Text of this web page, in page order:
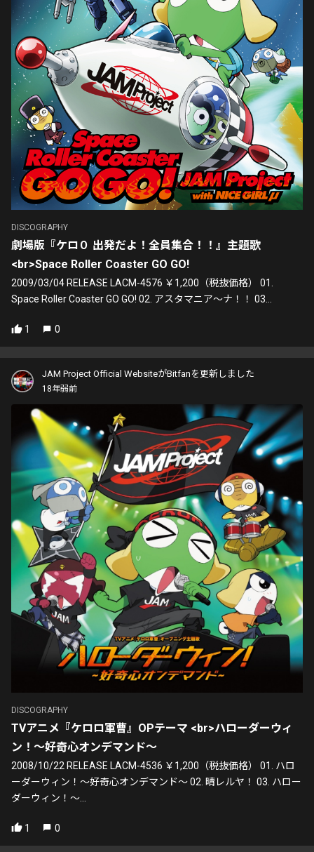
DISCOGRAPHY
劇場版『ケロ０ 出発だよ！全員集合！！』主題歌
<br>Space Roller Coaster GO GO!
2009/03/04 RELEASE LACM-4576 ￥1,200（税抜価格） 01.
Space Roller Coaster GO GO! 02. アスタマニア～ナ！！ 03...
1 0
JAM Project Official WebsiteがBitfanを更新しました
18年弱前
DISCOGRAPHY
TVアニメ『ケロロ軍曹』OPテーマ <br>ハローダーウィ
ン！～好奇心オンデマンド～
2008/10/22 RELEASE LACM-4536 ￥1,200（税抜価格） 01. ハロ
ーダーウィン！～好奇心オンデマンド～ 02. 晴レルヤ！ 03. ハロー
ダーウィン！～...
1 0